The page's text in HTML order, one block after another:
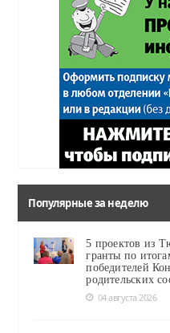
Популярные за неделю
5 проектов из
гранты по
победителей
родительских
04 августа 2026